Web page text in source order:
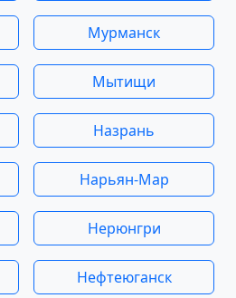
Мурманск
Мытищи
Назрань
Нарьян-Мар
Нерюнгри
Нефтеюганск